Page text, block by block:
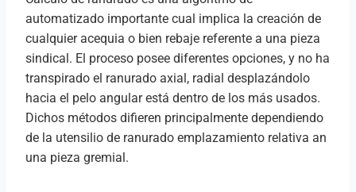
automatizado importante cual implica la creación de
cualquier acequia o bien rebaje referente a una pieza
sindical. El proceso posee diferentes opciones, y no ha
transpirado el ranurado axial, radial desplazándolo
hacia el pelo angular está dentro de los más usados.
Dichos métodos difieren principalmente dependiendo
de la utensilio de ranurado emplazamiento relativa an
una pieza gremial.